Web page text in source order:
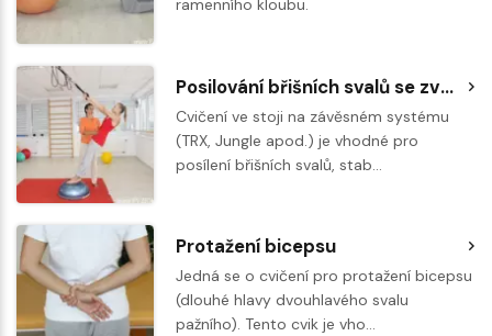
ramenního kloubu.
Posilování břišních svalů se zvedáním kolen na závěsném posilovacím systému
Cvičení ve stoji na závěsném systému
(TRX, Jungle apod.) je vhodné pro
posílení břišních svalů, stab…
Protažení bicepsu
Jedná se o cvičení pro protažení bicepsu
(dlouhé hlavy dvouhlavého svalu
pažního). Tento cvik je vho…